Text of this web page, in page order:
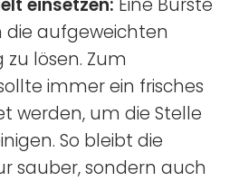
die aufgeweichten
zu lösen. Zum
immer ein frisches
werden, um die Stelle
So bleibt die
sauber, sondern auch